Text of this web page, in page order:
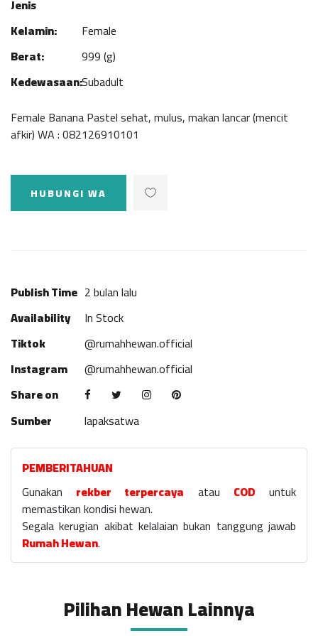
Jenis
Kelamin:
Female
Berat:
999 (g)
Kedewasaan:Subadult
Female Banana Pastel sehat, mulus, makan lancar (mencit
afkir) WA : 082126910101
HUBUNGI WA
Publish Time 2 bulan lalu
Availability
In Stock
Tiktok
@rumahhewan.official
Instagram
@rumahhewan.official
Share on
Sumber
lapaksatwa
PEMBERITAHUAN
Gunakan rekber terpercaya atau COD untuk
memastikan kondisi hewan.
Segala kerugian akibat kelalaian bukan tanggung jawab
Rumah Hewan.
Pilihan Hewan Lainnya